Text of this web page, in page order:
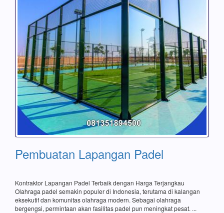
Pembuatan Lapangan Padel
Kontraktor Lapangan Padel Terbaik dengan Harga Terjangkau
Olahraga padel semakin populer di Indonesia, terutama di kalangan
eksekutif dan komunitas olahraga modern. Sebagai olahraga
bergengsi, permintaan akan fasilitas padel pun meningkat pesat. ...